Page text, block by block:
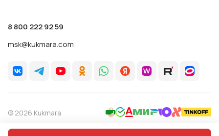
8 800 222 92 59
msk@kukmara.com
© 2026 Kukmara